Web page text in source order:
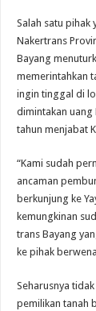
Salah satu
Nakertrans
Bayang
memerintahkan
ingin tinggal di
dimintakan uang
tahun menjabat
“Kami sudah
ancaman
berkunjung ke
kemungkinan
trans Bayang
ke pihak
Seharusnya
pemilikan tanah